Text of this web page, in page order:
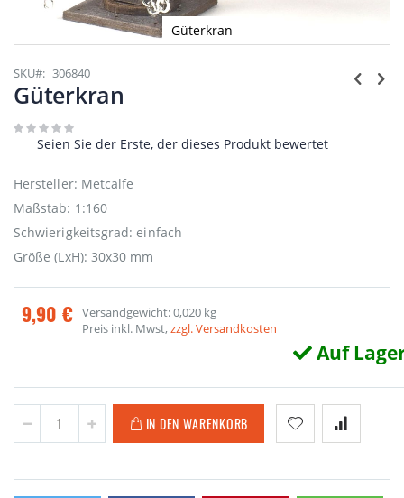
Güterkran
Anfang
der
Bildgalerie
SKU 306840
Güterkran
Seien Sie der Erste, der dieses Produkt bewertet
Hersteller: Metcalfe
Maßstab: 1:160
Schwierigkeitsgrad: einfach
Größe (LxH): 30x30 mm
9,90 € Versandgewicht: 0,020 kg
Preis inkl. Mwst,zzgl. Versandkosten
Auf
IN DEN WARENKORB